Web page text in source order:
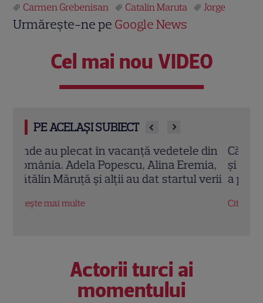
Carmen Grebenisan Catalin Maruta Jorge
Urmărește-ne pe Google News
Cel mai nou VIDEO
PE ACELAȘI SUBIECT
Cătălin Măruță, vacanță de vis cu Andra
și copiii. Destinația exotică unde familia
a pus totul pe pauză
Citește mai multe
Actorii turci ai
momentului